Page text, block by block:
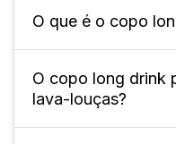
O que é o copo
É um copo alto e
para bebidas com
muito utilizado em
O copo long drink
lava-louças?